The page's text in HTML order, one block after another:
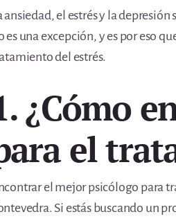
ansiedad, el estrés y la
es una excepción, y es por eso
del estrés.
¿Cómo
el
el mejor psicólogo para
Si estás buscando un